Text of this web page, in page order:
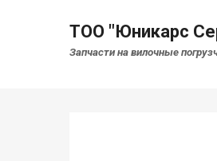
ТОО "Юникарс
Запчасти на вилочные